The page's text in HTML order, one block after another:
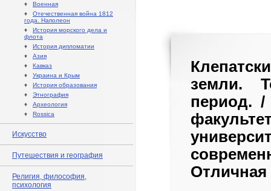
♦ Военная
♦ Отечественная война 1812
года. Наполеон
♦ История морского дела и
флота
♦ История дипломатии
♦ Азия
♦ Кавказ
♦ Украина и Крым
♦ История образования
♦ Этнография
♦ Археология
♦ Rossica
Искусство
Путешествия и география
Религия, философия,
психология
земли.
период. /
Отличная